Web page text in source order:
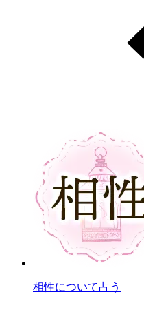
相性について占う